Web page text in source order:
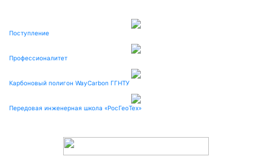
Поступление
Профессионалитет
Карбоновый полигон WayCarbon ГГНТУ
Передовая инженерная школа «РосГеоТех»